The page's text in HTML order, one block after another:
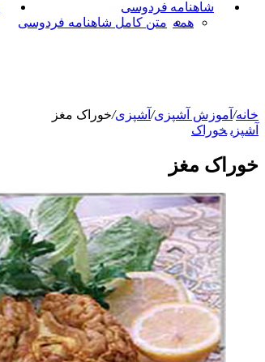
شاهنامه فردوسی
همه متن کامل شاهنامه فردوسی
خانه/ آموزش آشپزی/ آشپزی/خوراک مغز
آشپزی خوراک
خوراک مغز